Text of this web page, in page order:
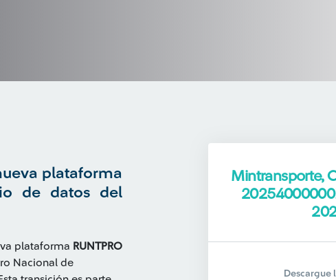
plataforma
de datos del
plataforma RUNTPRO
Nacional de
Mintransporte,
Descargue